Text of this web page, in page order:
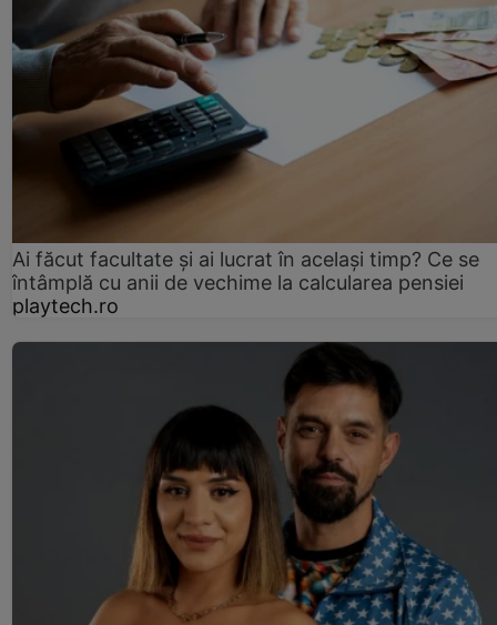
Ai făcut facultate și ai lucrat în același timp? Ce se
întâmplă cu anii de vechime la calcularea pensiei
playtech.ro